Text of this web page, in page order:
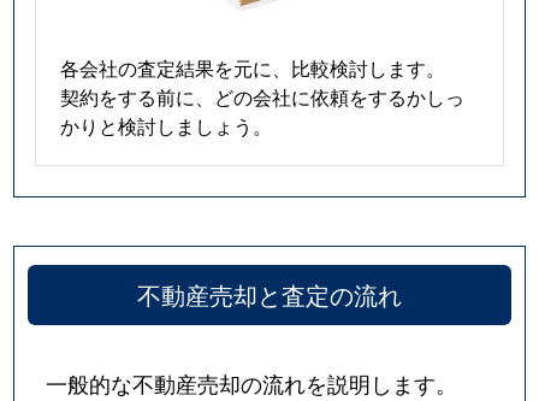
各会社の査定結果を元に、比較検討します。
契約をする前に、どの会社に依頼をするかしっ
かりと検討しましょう。
不動産売却と査定の流れ
一般的な不動産売却の流れを説明します。